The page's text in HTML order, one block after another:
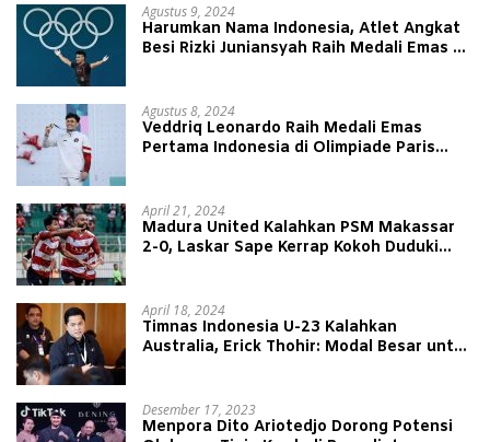
Agustus 9, 2024
Harumkan Nama Indonesia, Atlet Angkat
Besi Rizki Juniansyah Raih Medali Emas di
Agustus 8, 2024
Veddriq Leonardo Raih Medali Emas
Pertama Indonesia di Olimpiade Paris
April 21, 2024
Madura United Kalahkan PSM Makassar
2-0, Laskar Sape Kerrap Kokoh Duduki
April 18, 2024
Timnas Indonesia U-23 Kalahkan
Australia, Erick Thohir: Modal Besar untuk
Desember 17, 2023
Menpora Dito Ariotedjo Dorong Potensi